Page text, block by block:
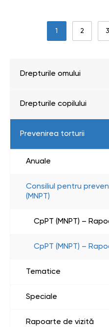
1 2 3
Drepturile omului
Drepturile copilului
Prevenirea torturii
Anuale
Consiliul pentru
(MNPT)
CpPT (MNPT) –
CpPT (MNPT) –
Tematice
Speciale
Rapoarte de vizită